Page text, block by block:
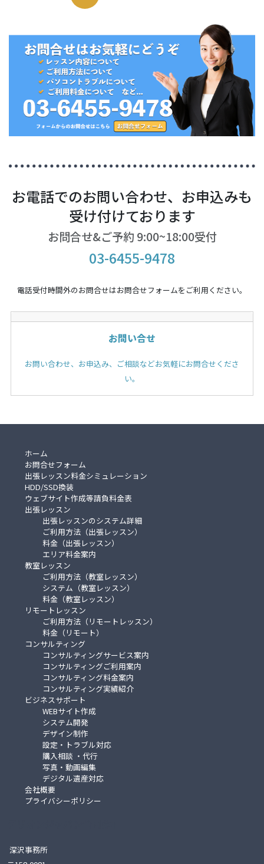
お電話でのお問い合わせ、お申込みも
受け付けております
お問合せ&ご予約 9:00~18:00受付
03-6455-9478
電話受付時間外のお問合せはお問合せフォームをご利用ください。
お問い合せ
お問い合わせ、お申込み、ご相談などお気軽にお問合せくださ
い。
ホーム
お問合せフォーム
出張レッスン料金シミュレーション
HDD/SSD換装
ウェブサイト作成等請負料金表
出張レッスン
出張レッスンのシステム詳細
ご利用方法（出張レッスン）
料金（出張レッスン）
エリア料金案内
教室レッスン
ご利用方法（教室レッスン）
システム（教室レッスン）
料金（教室レッスン）
リモートレッスン
ご利用方法（リモートレッスン）
料金（リモート）
コンサルティング
コンサルティングサービス案内
コンサルティングご利用案内
コンサルティング料金案内
コンサルティング実績紹介
ビジネスサポート
WEBサイト作成
システム開発
デザイン制作
設定・トラブル対応
購入相談 ・代行
写真・動画編集
デジタル遺産対応
会社概要
プライバシーポリシー
深沢事務所